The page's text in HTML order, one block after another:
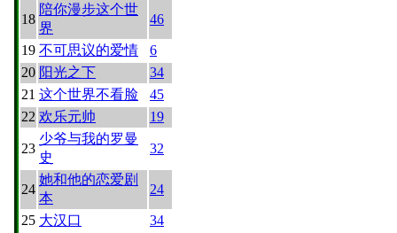
18
陪你漫步这个世
界
46
19 不可思议的爱情
6
20 阳光之下
34
21 这个世界不看脸
45
22 欢乐元帅 19
23
少爷与我的罗曼
史
32
24
她和他的恋爱剧
本
24
25 大汉口
34